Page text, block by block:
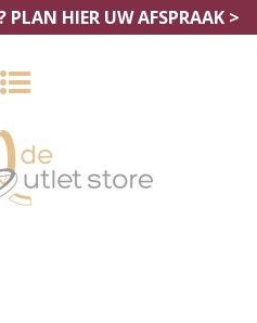
PLAN HIER UW AFSPRAAK >